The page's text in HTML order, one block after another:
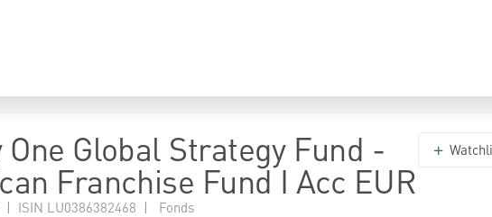
One Global Strategy Fund -
Franchise Fund I Acc EUR
| ISIN LU0386382468 | Fonds